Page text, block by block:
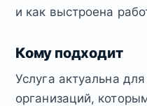
и как выстроена
Кому подходит
Услуга актуальна
организаций,